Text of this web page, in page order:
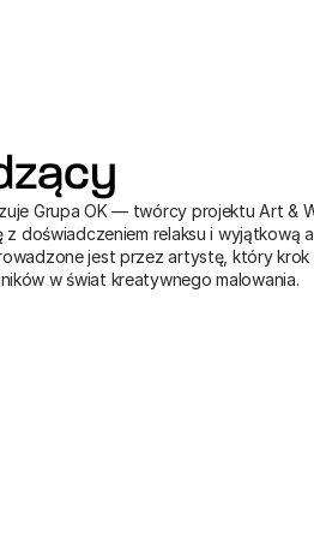
Grupa OK — twórcy projektu Art &
z doświadczeniem relaksu i wyjątkową
jest przez artystę, który krok